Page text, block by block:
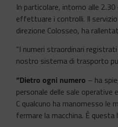
In particolare, intorno alle
effettuare i controlli. Il servizio
direzione Colosseo, ha
“I numeri straordinari
nostro sistema di trasporto
“Dietro ogni numero – ha
personale delle sale
C qualcuno ha manomesso le
fermare la macchina. È